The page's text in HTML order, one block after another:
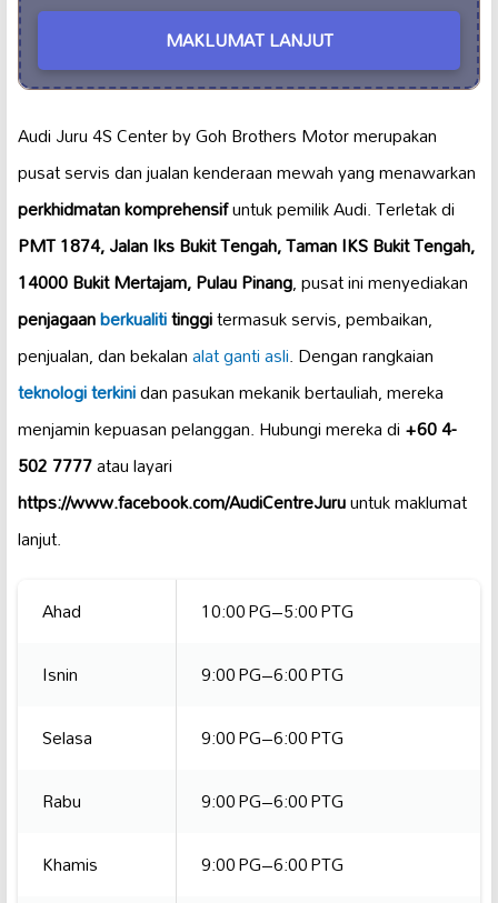
MAKLUMAT LANJUT
Audi Juru 4S Center by Goh Brothers Motor merupakan
pusat servis dan jualan kenderaan mewah yang menawarkan
perkhidmatan komprehensifuntuk pemilik Audi. Terletak di
PMT 1874, Jalan Iks Bukit Tengah, Taman IKS Bukit Tengah,
14000 Bukit Mertajam, Pulau Pinang, pusat ini menyediakan
penjagaanberkualititinggitermasuk servis, pembaikan,
penjualan, dan bekalanalat ganti asli. Dengan rangkaian
teknologi terkinidan pasukan mekanik bertauliah, mereka
menjamin kepuasan pelanggan. Hubungi mereka di+60 4-
502 7777atau layari
https://www.facebook.com/AudiCentreJuruuntuk maklumat
lanjut.
Ahad
10:00 PG–5:00 PTG
Isnin
9:00 PG–6:00 PTG
Selasa
9:00 PG–6:00 PTG
Rabu
9:00 PG–6:00 PTG
Khamis
9:00 PG–6:00 PTG